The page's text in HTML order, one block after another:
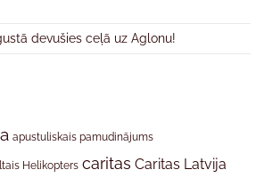
devušies ceļā uz Aglonu!
apustuliskais pamudinājums
Helikopters caritas Caritas Latvija